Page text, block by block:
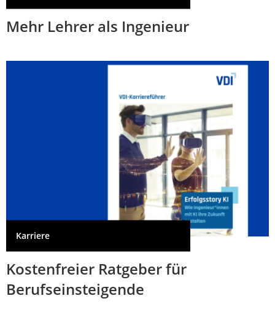
Mehr Lehrer als Ingenieur
Karriere
Kostenfreier Ratgeber für
Berufseinsteigende